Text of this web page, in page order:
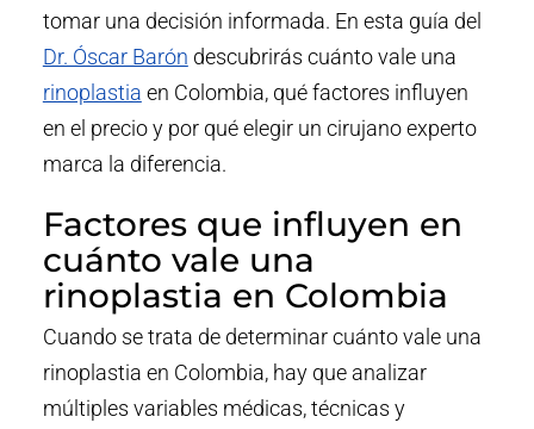
tomar una decisión informada. En esta guía del
Dr. Óscar Barón descubrirás cuánto vale una
rinoplastia en Colombia, qué factores influyen
en el precio y por qué elegir un cirujano experto
marca la diferencia.
Factores que influyen en
cuánto vale una
rinoplastia en Colombia
Cuando se trata de determinar cuánto vale una
rinoplastia en Colombia, hay que analizar
múltiples variables médicas, técnicas y